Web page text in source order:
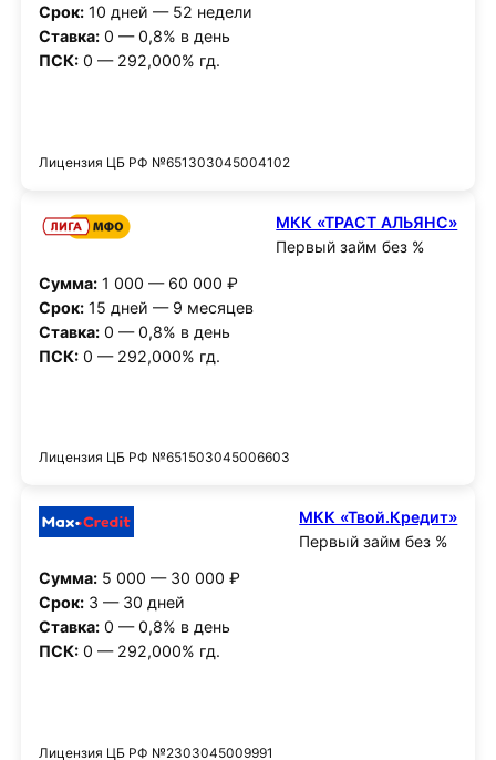
Срок:10 дней — 52 недели
Ставка:0 — 0,8% в день
ПСК:0 — 292,000% гд.
Лицензия ЦБ РФ №651303045004102
МКК «ТРАСТ АЛЬЯНС»
Первый займ без %
Сумма:1 000 — 60 000 ₽
Срок:15 дней — 9 месяцев
Ставка:0 — 0,8% в день
ПСК:0 — 292,000% гд.
Лицензия ЦБ РФ №651503045006603
МКК «Твой.Кредит»
Первый займ без %
Сумма:5 000 — 30 000 ₽
Срок:3 — 30 дней
Ставка:0 — 0,8% в день
ПСК:0 — 292,000% гд.
Лицензия ЦБ РФ №2303045009991